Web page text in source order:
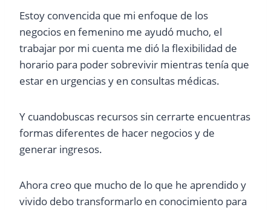
Estoy convencida que mi enfoque de los
negocios en femenino me ayudó mucho, el
trabajar por mi cuenta me dió la flexibilidad de
horario para poder sobrevivir mientras tenía que
estar en urgencias y en consultas médicas.
Y cuandobuscas recursos sin cerrarte encuentras
formas diferentes de hacer negocios y de
generar ingresos.
Ahora creo que mucho de lo que he aprendido y
vivido debo transformarlo en conocimiento para